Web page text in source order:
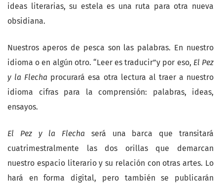
ideas literarias, su estela es una ruta para otra nueva
obsidiana.
Nuestros aperos de pesca son las palabras. En nuestro
idioma o en algún otro. “Leer es traducir”y por eso, El Pez
y la Flecha procurará esa otra lectura al traer a nuestro
idioma cifras para la comprensión: palabras, ideas,
ensayos.
El Pez y la Flecha será una barca que transitará
cuatrimestralmente las dos orillas que demarcan
nuestro espacio literario y su relación con otras artes. Lo
hará en forma digital, pero también se publicarán